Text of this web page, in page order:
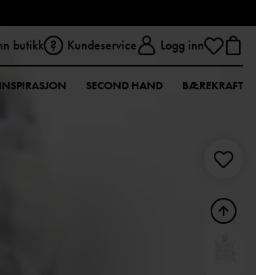
butikk Kundeservice Logg inn
INSPIRASJON SECOND HAND BÆREKRAFT